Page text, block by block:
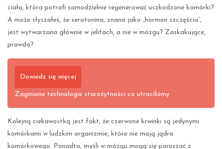
ciała, która potrafi samodzielnie regenerować uszkodzone komórki?
A może słyszałeś, że serotonina, znana jako „hormon szczęścia”,
jest wytwarzana głównie w jelitach, a nie w mózgu? Zaskakujące,
prawda?
Dowiedz się więcej
Zaginione technologie starożytności co utraciliśmy
Kolejną ciekawostką jest fakt, że czerwone krwinki są jedynymi
komórkami w ludzkim organizmie, które nie mają jądra
komórkowego. Ponadto, myśli w mózgu mogą się poruszać z